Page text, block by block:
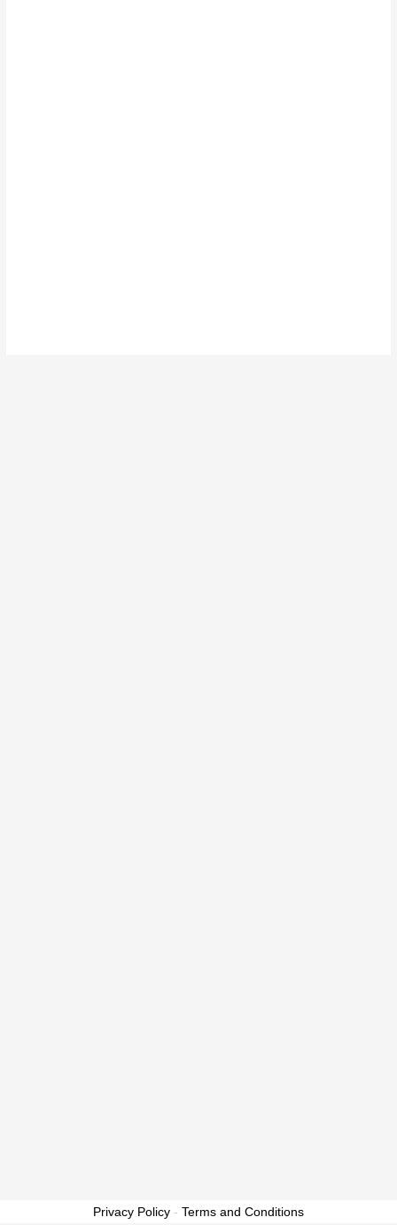
Privacy Policy - Terms and Conditions